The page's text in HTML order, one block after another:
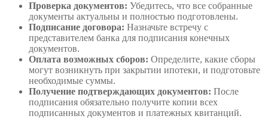
Проверка документов: Убедитесь, что все собранные
документы актуальны и полностью подготовлены.
Подписание договора: Назначьте встречу с
представителем банка для подписания конечных
документов.
Оплата возможных сборов: Определите, какие сборы
могут возникнуть при закрытии ипотеки, и подготовьте
необходимые суммы.
Получение подтверждающих документов: После
подписания обязательно получите копии всех
подписанных документов и платежных квитанций.